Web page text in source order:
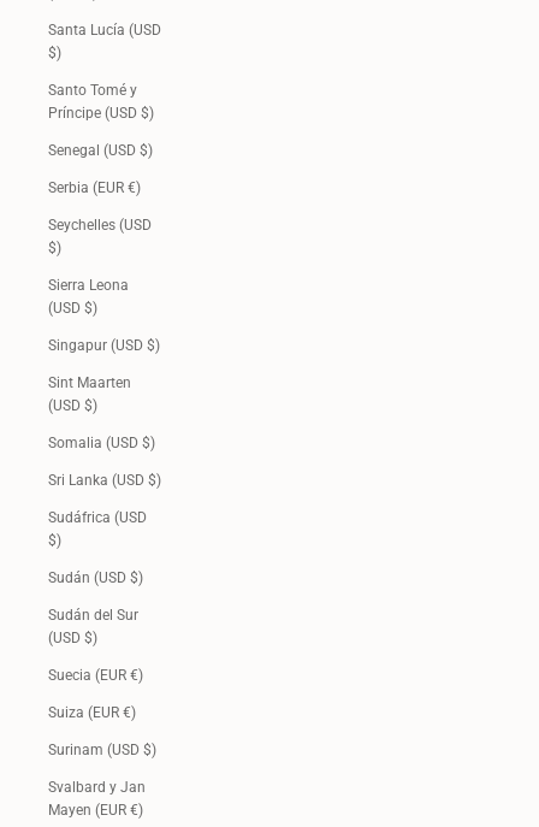
Santa Lucía (USD
$)
Santo Tomé y
Príncipe (USD $)
Senegal (USD $)
Serbia (EUR €)
Seychelles (USD
$)
Sierra Leona
(USD $)
Singapur (USD $)
Sint Maarten
(USD $)
Somalia (USD $)
Sri Lanka (USD $)
Sudáfrica (USD
$)
Sudán (USD $)
Sudán del Sur
(USD $)
Suecia (EUR €)
Suiza (EUR €)
Surinam (USD $)
Svalbard y Jan
Mayen (EUR €)